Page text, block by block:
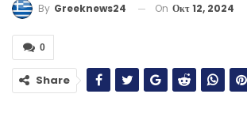
By Greeknews24 On Οκτ 12, 2024
0
Share